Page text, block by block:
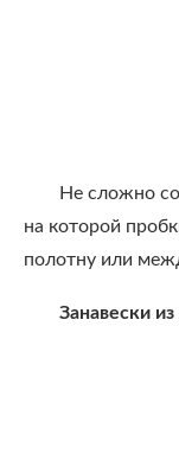
Не сложно
на которой
полотну или
Занавески